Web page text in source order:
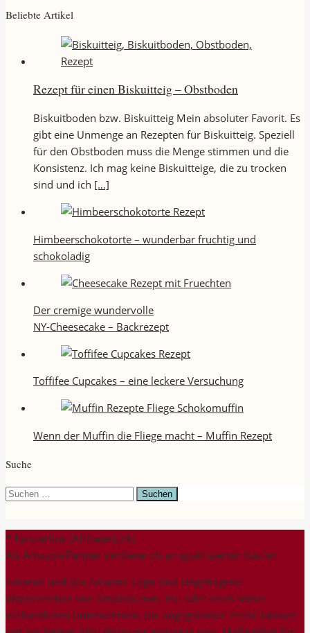
Beliebte Artikel
Rezept für einen Biskuitteig – Obstboden
Biskuitboden bzw. Biskuitteig Mein absoluter Favorit. Es
gibt eine Unmenge an Rezepten für Biskuitteig. Speziell
für den Obstboden muss die Menge stimmen und die
Konsistenz. Ich mag keine Biskuitteige, die zu trocken
sind und ich […]
Himbeerschokotorte – wunderbar fruchtig und
schokoladig
Der cremige wundervolle
NY-Cheesecake – Backrezept
Toffifee Cupcakes – eine leckere Versuchung
Wenn der Muffin die Fliege macht – Muffin Rezept
Suche
Suchen
* Partnerlink (Affiliate-Link)
Als Amazon-Partner verdiene ich an qualifizierten Käufen.
Amazon und das Amazon-Logo sind eingetragene
Warenzeichen von Amazon.com, Inc. oder eines seiner
verbundenen Unternehmen. Die angegebenen Preise können